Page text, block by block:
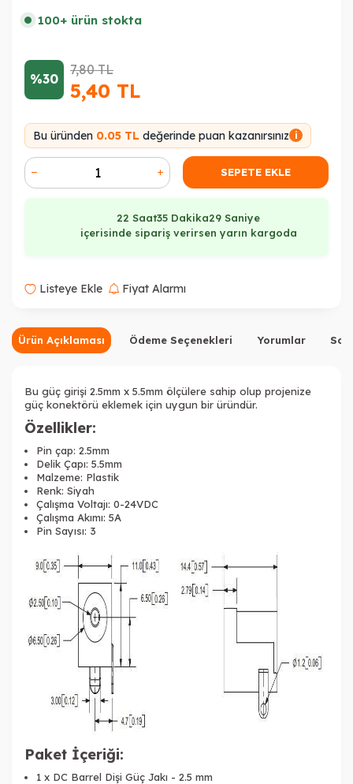
100+ ürün stokta
%30
7,80TL
5,40 TL
Bu üründen 0.05 TL değerinde puan kazanırsınız i
SEPETE EKLE
22 Saat35 Dakika28 Saniye
içerisinde sipariş verirsen yarın kargoda
Listeye Ekle Fiyat Alarmı
Ürün Açıklaması Ödeme Seçenekleri Yorumlar
Bu güç girişi 2.5mm x 5.5mm ölçülere sahip olup projenize
güç konektörü eklemek için uygun bir üründür.
Özellikler:
Pin çap: 2.5mm
Delik Çapı: 5.5mm
Malzeme: Plastik
Renk: Siyah
Çalışma Voltajı: 0-24VDC
Çalışma Akımı: 5A
Pin Sayısı: 3
Paket İçeriği:
1 x DC Barrel Dişi Güç Jakı - 2.5 mm